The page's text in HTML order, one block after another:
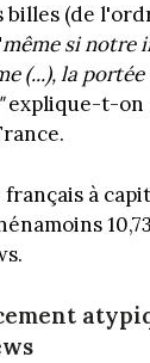
(de
même si notre
(...), la
explique-t-on
à